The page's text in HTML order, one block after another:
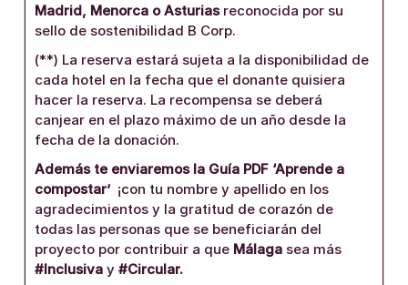
Madrid, Menorca o Asturiasreconocida por su
sello de sostenibilidad B Corp.
(**) La reserva estará sujeta a la disponibilidad de
cada hotel en la fecha que el donante quisiera
hacer la reserva. La recompensa se deberá
canjear en el plazo máximo de un año desde la
fecha de la donación.
Además te enviaremos la Guía PDF ‘Aprende a
compostar’¡con tu nombre y apellido en los
agradecimientos y la gratitud de corazón de
todas las personas que se beneficiarán del
proyecto por contribuir a que Málaga sea más
#Inclusiva y #Circular.